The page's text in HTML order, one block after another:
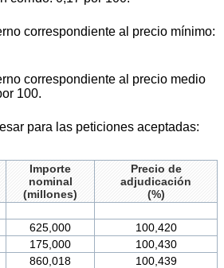
correspondiente al precio mínimo:
correspondiente al precio medio
100.
para las peticiones aceptadas:
Importe
nominal
(millones)
Precio de
adjudicación
(%)
625,000
100,420
175,000
100,430
860,018
100,439